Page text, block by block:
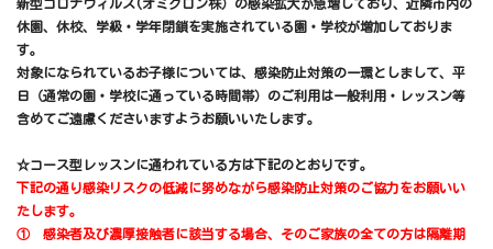
新型コロナウィルス(オミクロン株）の感染拡大が急増しており、近隣市内の
休園、休校、学級・学年閉鎖を実施されている園・学校が増加しておりま
す。
対象になられているお子様については、感染防止対策の一環としまして、平
日（通常の園・学校に通っている時間帯）のご利用は一般利用・レッスン等
含めてご遠慮くださいますようお願いいたします。
☆コース型レッスンに通われている方は下記のとおりです。
下記の通り感染リスクの低減に努めながら感染防止対策のご協力をお願いい
たします。
① 感染者及び濃厚接触者に該当する場合、そのご家族の全ての方は隔離期